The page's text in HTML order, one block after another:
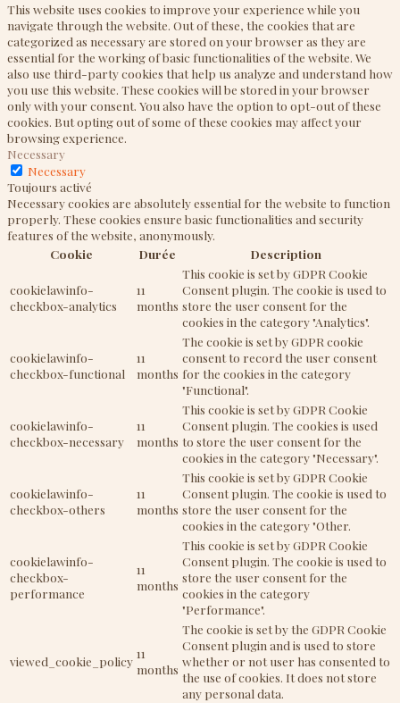
This website uses cookies to improve your experience while you
navigate through the website. Out of these, the cookies that are
categorized as necessary are stored on your browser as they are
essential for the working of basic functionalities of the website. We
also use third-party cookies that help us analyze and understand how
you use this website. These cookies will be stored in your browser
only with your consent. You also have the option to opt-out of these
cookies. But opting out of some of these cookies may affect your
browsing experience.
Necessary
Necessary
Toujours activé
Necessary cookies are absolutely essential for the website to function
properly. These cookies ensure basic functionalities and security
features of the website, anonymously.
Cookie
Durée Description
cookielawinfo-
checkbox-analytics
11
months
This cookie is set by GDPR Cookie
Consent plugin. The cookie is used to
store the user consent for the
cookies in the category "Analytics".
cookielawinfo-
checkbox-functional
11
months
The cookie is set by GDPR cookie
consent to record the user consent
for the cookies in the category
"Functional".
cookielawinfo-
checkbox-necessary
11
months
This cookie is set by GDPR Cookie
Consent plugin. The cookies is used
to store the user consent for the
cookies in the category "Necessary".
cookielawinfo-
checkbox-others
11
months
This cookie is set by GDPR Cookie
Consent plugin. The cookie is used to
store the user consent for the
cookies in the category "Other.
cookielawinfo-
checkbox-
performance
11
months
This cookie is set by GDPR Cookie
Consent plugin. The cookie is used to
store the user consent for the
cookies in the category
"Performance".
viewed_cookie_policy 11
months
The cookie is set by the GDPR Cookie
Consent plugin and is used to store
whether or not user has consented to
the use of cookies. It does not store
any personal data.